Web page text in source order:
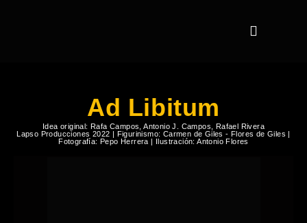
Ad Libitum
Idea original: Rafa Campos, Antonio J. Campos, Rafael Rivera
Lapso Producciones 2022 | Figurinismo: Carmen de Giles - Flores de Giles |
Fotografía: Pepo Herrera | Ilustración: Antonio Flores